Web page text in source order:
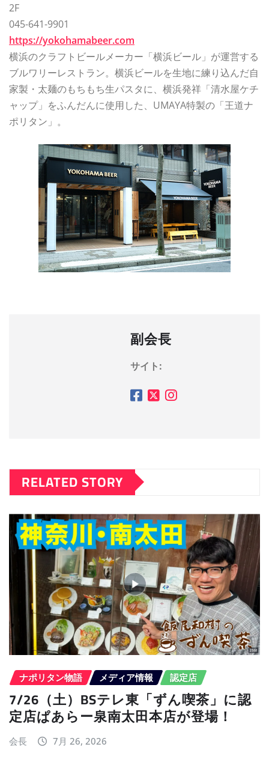
2F
045-641-9901
https://yokohamabeer.com
横浜のクラフトビールメーカー「横浜ビール」 が運営する
ブルワリーレストラン。 横浜ビールを生地に練り込んだ自
家製・ 太麺のもちもち生パスタに、横浜発祥「清水屋ケチ
ャップ」 をふんだんに使用した、UMAYA特製の「王道ナ
ポリタン」。
副会長
サイト:
RELATED STORY
ナポリタン物語 メディア情報 認定店
7/26（土）BSテレ東「ずん喫茶」に認
定店ぱあらー泉南太田本店が登場！
会長 7月 26, 2026